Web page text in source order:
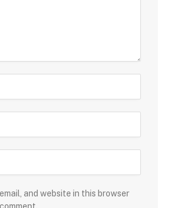
and website in this browser